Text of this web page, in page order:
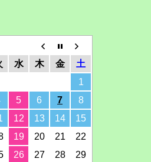
水 木 金
土
1
5 6 7
8
12 13 14
15
19 20 21
22
26 27 28
29